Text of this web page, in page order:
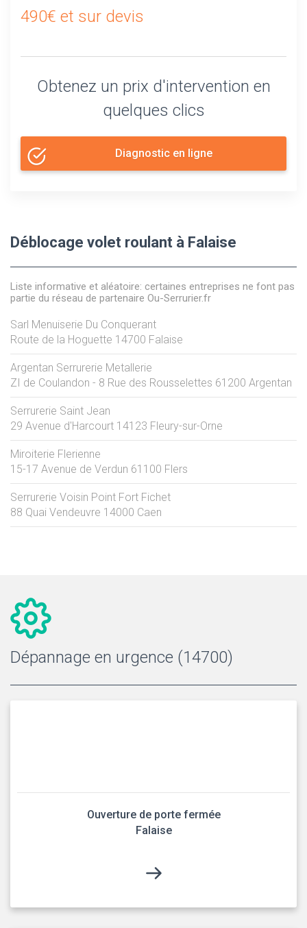
490€ et sur devis
Obtenez un prix d'intervention en
quelques clics
Diagnostic en ligne
Déblocage volet roulant à Falaise
Liste informative et aléatoire: certaines entreprises ne font pas
partie du réseau de partenaire Ou-Serrurier.fr
Sarl Menuiserie Du Conquerant
Route de la Hoguette 14700 Falaise
Argentan Serrurerie Metallerie
ZI de Coulandon - 8 Rue des Rousselettes 61200 Argentan
Serrurerie Saint Jean
29 Avenue d'Harcourt 14123 Fleury-sur-Orne
Miroiterie Flerienne
15-17 Avenue de Verdun 61100 Flers
Serrurerie Voisin Point Fort Fichet
88 Quai Vendeuvre 14000 Caen
Dépannage en urgence (14700)
Ouverture de porte fermée
Falaise